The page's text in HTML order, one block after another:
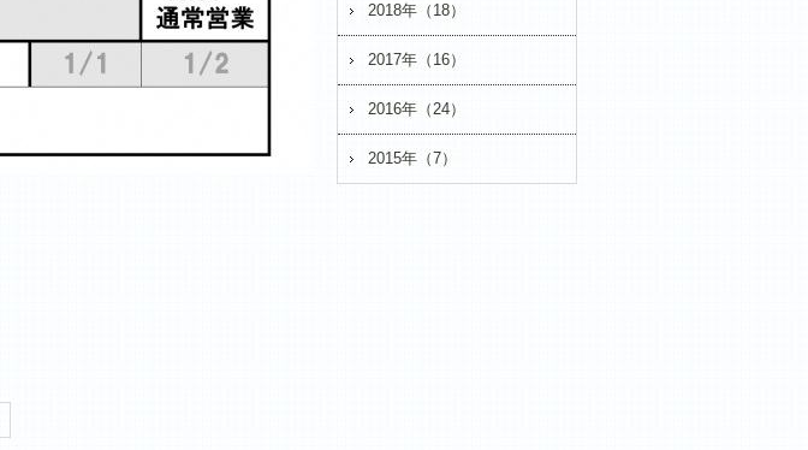
2018年（18）
2017年（16）
2016年（24）
2015年（7）